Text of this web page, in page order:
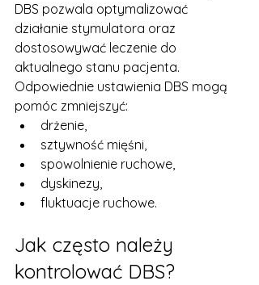
DBS pozwala optymalizować
działanie stymulatora oraz
dostosowywać leczenie do
aktualnego stanu pacjenta.
Odpowiednie ustawienia DBS mogą
pomóc zmniejszyć:
drżenie,
sztywność mięśni,
spowolnienie ruchowe,
dyskinezy,
fluktuacje ruchowe.
Jak często należy
kontrolować DBS?